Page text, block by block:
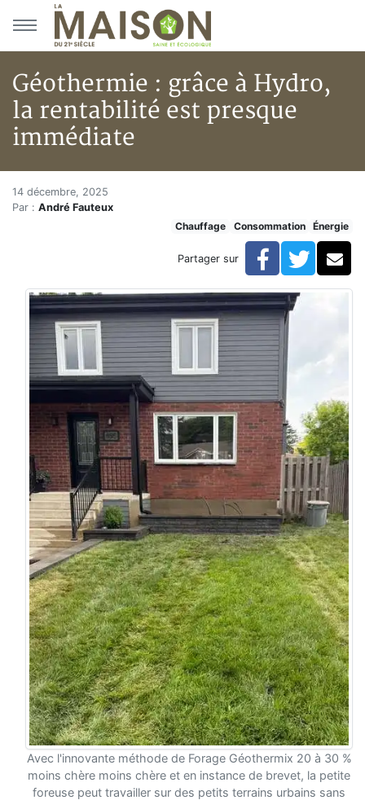
Aller au menu principal
Aller au contenu principal
Géothermie : grâce à Hydro,
la rentabilité est presque
immédiate
Accueil
En kiosque!
Géothermie : grâce à Hydro, la rentabilité est
Géothermie : grâce à Hydro,
14 décembre, 2025
Par : André Fauteux
Chauffage
Consommation Énergie
Partager sur Facebook
Avec l'innovante méthode de Forage Géothermix 20 à 30 %
moins chère moins chère et en instance de brevet, la petite
foreuse peut travailler sur des petits terrains urbains sans